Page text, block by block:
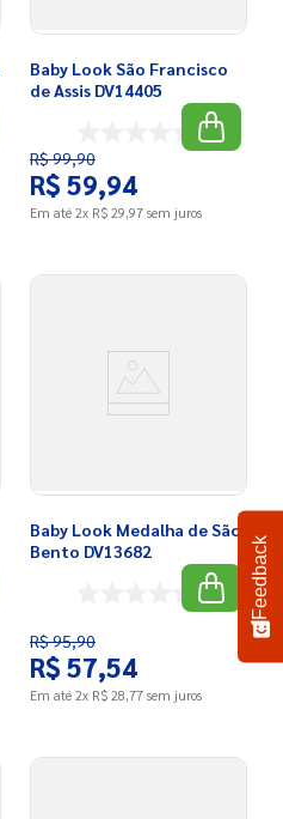
Baby Look São Francisco
de Assis DV14405
R$99,90
R$ 59,94
Em até 2x R$ 29,97 sem juros
Baby Look Medalha de São
Bento DV13682
R$95,90
R$ 57,54
Em até 2x R$ 28,77 sem juros
Feedback